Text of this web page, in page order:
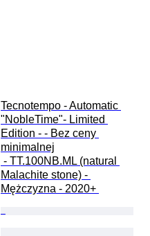
Tecnotempo - Automatic
"NobleTime"- Limited
Edition - - Bez ceny
minimalnej
Malachite stone) -
Mężczyzna - 2020+